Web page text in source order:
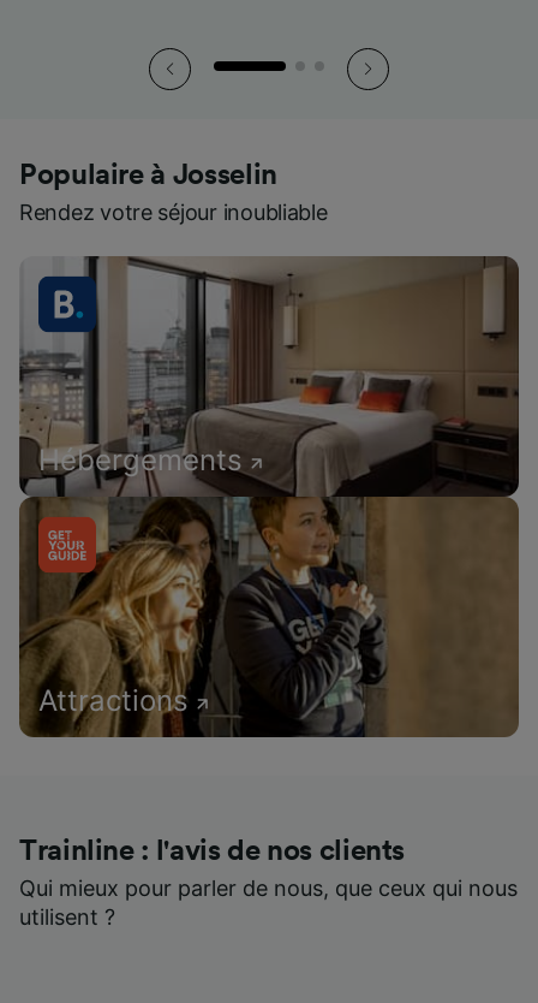
Populaire à Josselin
Rendez votre séjour inoubliable
Hébergements
Attractions
Trainline : l'avis de nos clients
Qui mieux pour parler de nous, que ceux qui nous
utilisent ?